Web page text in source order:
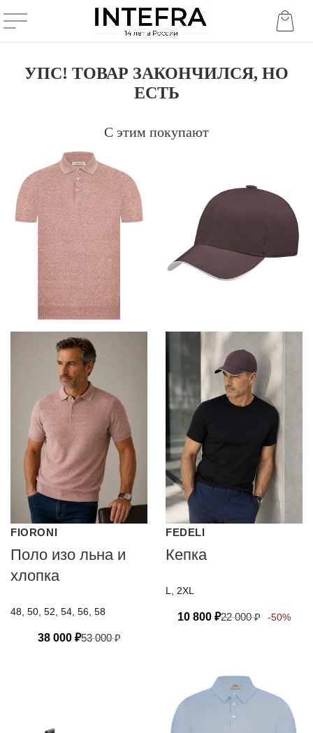
УПС! ТОВАР ЗАКОНЧИЛСЯ, НО
ЕСТЬ
С этим покупают
FIORONI
Поло изо льна и
хлопка
48, 50, 52, 54, 56, 58
38 000 ₽53 000₽
FEDELI
Кепка
L, 2XL
10 800 ₽22 000₽ -50%